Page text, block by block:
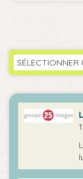
SÉLECTIONNER